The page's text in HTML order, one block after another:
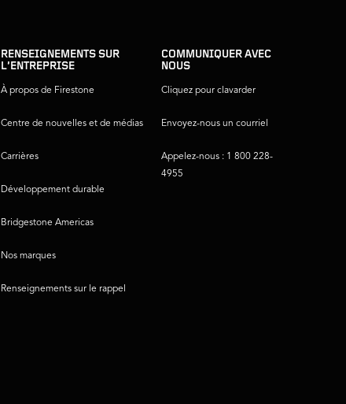
RENSEIGNEMENTS SUR
L’ENTREPRISE
À propos de Firestone
Centre de nouvelles et de médias
Carrières
Développement durable
Bridgestone Americas
Nos marques
Renseignements sur le rappel
COMMUNIQUER AVEC
NOUS
Cliquez pour clavarder
Envoyez-nous un courriel
Appelez-nous : 1 800 228-
4955